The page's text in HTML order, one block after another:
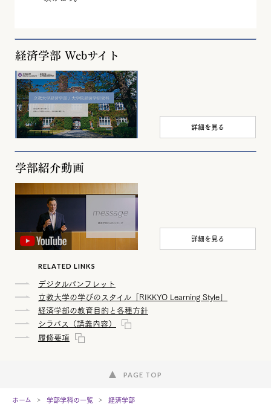
経済学部 Webサイト
詳細を見る
学部紹介動画
詳細を見る
RELATED LINKS
デジタルパンフレット
立教大学の学びのスタイル「RIKKYO Learning Style」
経済学部の教育目的と各種方針
シラバス（講義内容）
履修要項
PAGE TOP
ホーム 学部学科の一覧 経済学部